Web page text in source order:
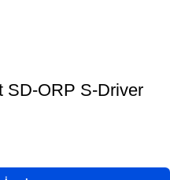
SD-ORP S-Driver